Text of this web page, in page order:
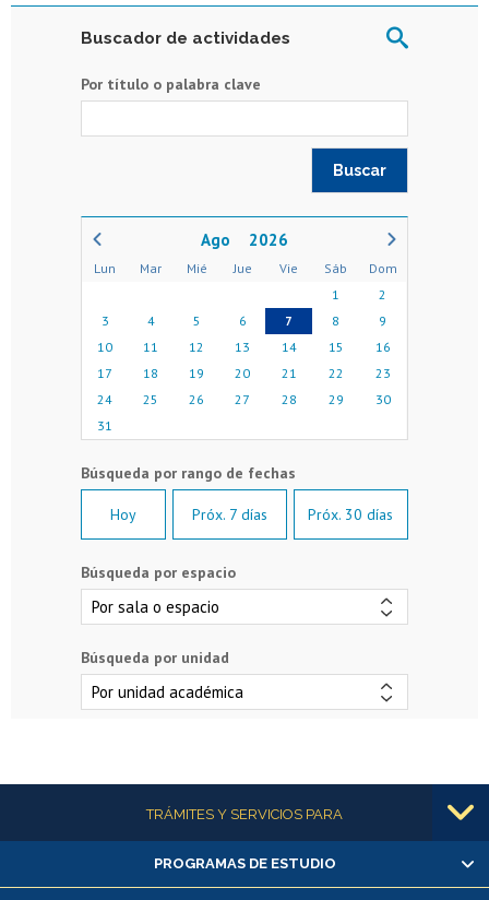
Buscador de actividades
Por título o palabra clave
2026
Lun Mar Mié Jue Vie Sáb
Dom
1
2
3
4 5 6 7 8
9
10
11 12 13 14 15
16
17
18 19 20 21 22
23
24
25 26 27 28 29
30
31
Hoy Próx. 7 días Próx. 30 días
Búsqueda por espacio
Búsqueda por unidad
Más informaciónTRÁMITES Y SERVICIOS PARA
Alumnas/os y exalumnas/os
PROGRAMAS DE ESTUDIO